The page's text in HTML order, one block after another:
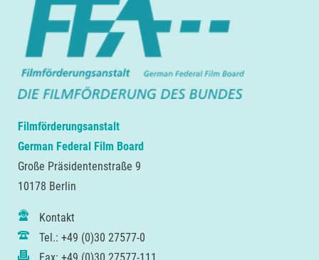
Filmförderungsanstalt
German Federal Film Board
Große Präsidentenstraße 9
10178 Berlin
Kontakt
Tel.: +49 (0)30 27577-0